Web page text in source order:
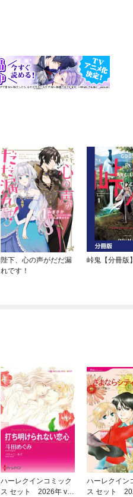
陛下、心の声がだだ漏
れです！
峠鬼【分冊版】
ハーレクインコミック
ス セット 2026年 vo
ハーレクイン
ス セット